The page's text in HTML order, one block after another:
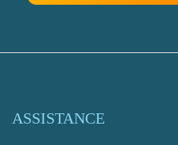
ASSISTANCE